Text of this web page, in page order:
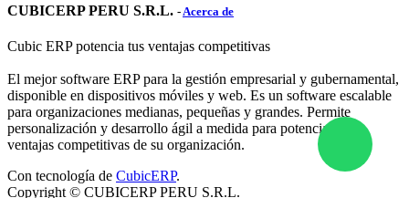
CUBICERP PERU S.R.L. -Acerca de
Cubic ERP potencia tus ventajas competitivas
El mejor software ERP para la gestión empresarial y gubernamental,
disponible en dispositivos móviles y web. Es un software escalable
para organizaciones medianas, pequeñas y grandes. Permite
personalización y desarrollo ágil a medida para potenciar las
ventajas competitivas de su organización.
Con tecnología de CubicERP.
Copyright © CUBICERP PERU S.R.L.